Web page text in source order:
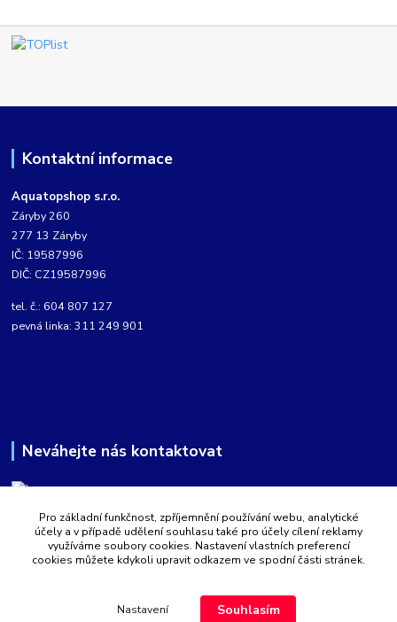
Kontaktní informace
Aquatopshop s.r.o.
Záryby 260
277 13 Záryby
IČ: 19587996
DIČ: CZ19587996
tel. č.: 604 807 127
pevná linka: 311 249 901
Neváhejte nás kontaktovat
Martin Kabíček
8:00 - 16:00 hod.
Pro základní funkčnost, zpříjemnění používání webu, analytické
účely a v případě udělení souhlasu také pro účely cílení reklamy
využíváme soubory cookies. Nastavení vlastních preferencí
cookies můžete kdykoli upravit odkazem ve spodní části stránek.
Nastavení Souhlasím